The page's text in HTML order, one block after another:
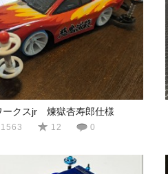
ークスjr 煉獄杏寿郎仕様
1563 12 0